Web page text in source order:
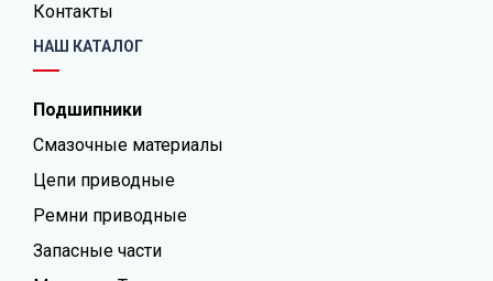
Контакты
НАШ КАТАЛОГ
Подшипники
Смазочные материалы
Цепи приводные
Ремни приводные
Запасные части